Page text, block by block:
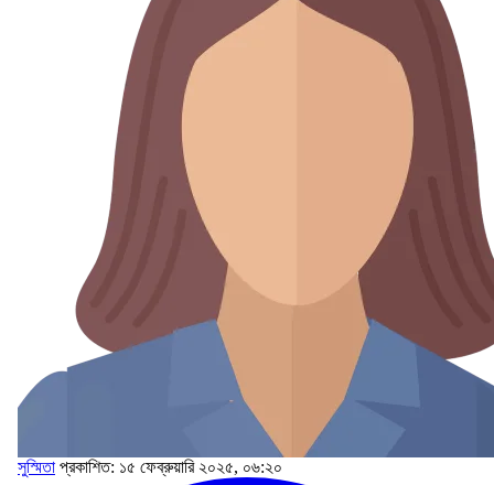
সুস্মিতা প্রকাশিত: ১৫ ফেব্রুয়ারি ২০২৫, ০৬:২০